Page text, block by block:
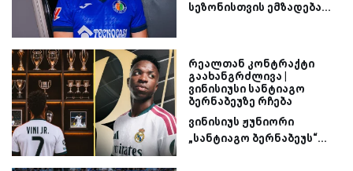
სეზონისთვის ემზადება...
რეალთან კონტრაქტი
გაახანგრძლივა |
ვინისიუსი სანტიაგო
ბერნაბეუზე რჩება
ვინისიუს ჟუნიორი
„სანტიაგო ბერნაბეუს“...